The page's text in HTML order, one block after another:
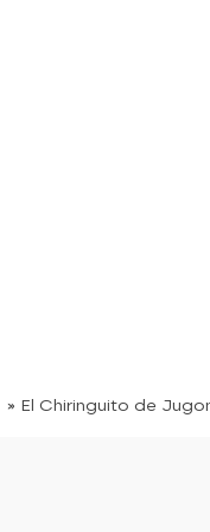
» El Chiringuito de